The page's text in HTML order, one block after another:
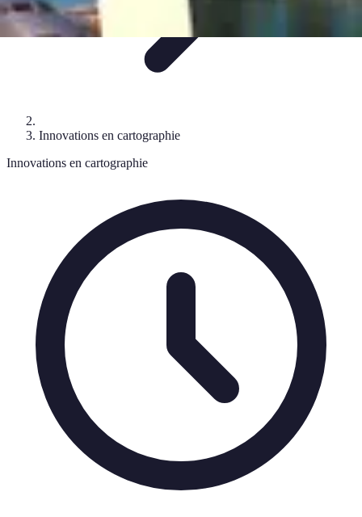
Innovations en cartographie
Innovations en cartographie